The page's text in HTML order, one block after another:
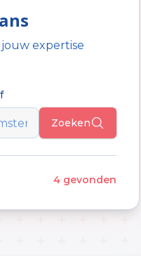
expertise
Zoeken
4 gevonden